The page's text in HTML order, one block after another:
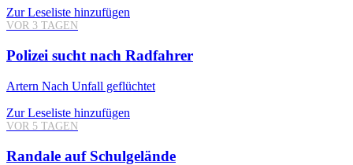
Zur Leseliste hinzufügen
VOR 3 TAGEN
Polizei sucht nach Radfahrer
Artern Nach Unfall geflüchtet
Zur Leseliste hinzufügen
VOR 5 TAGEN
Randale auf Schulgelände